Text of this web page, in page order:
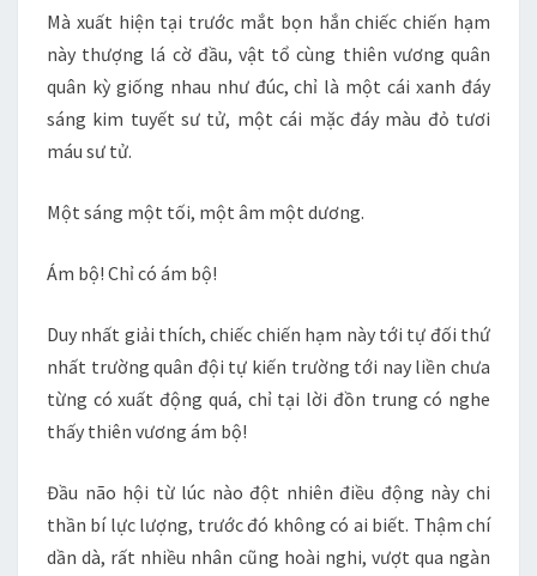
Mà xuất hiện tại trước mắt bọn hắn chiếc chiến hạm
này thượng lá cờ đầu, vật tổ cùng thiên vương quân
quân kỳ giống nhau như đúc, chỉ là một cái xanh đáy
sáng kim tuyết sư tử, một cái mặc đáy màu đỏ tươi
máu sư tử.
Một sáng một tối, một âm một dương.
Ám bộ! Chỉ có ám bộ!
Duy nhất giải thích, chiếc chiến hạm này tới tự đối thứ
nhất trường quân đội tự kiến trường tới nay liền chưa
từng có xuất động quá, chỉ tại lời đồn trung có nghe
thấy thiên vương ám bộ!
Đầu não hội từ lúc nào đột nhiên điều động này chi
thần bí lực lượng, trước đó không có ai biết. Thậm chí
dần dà, rất nhiều nhân cũng hoài nghi, vượt qua ngàn